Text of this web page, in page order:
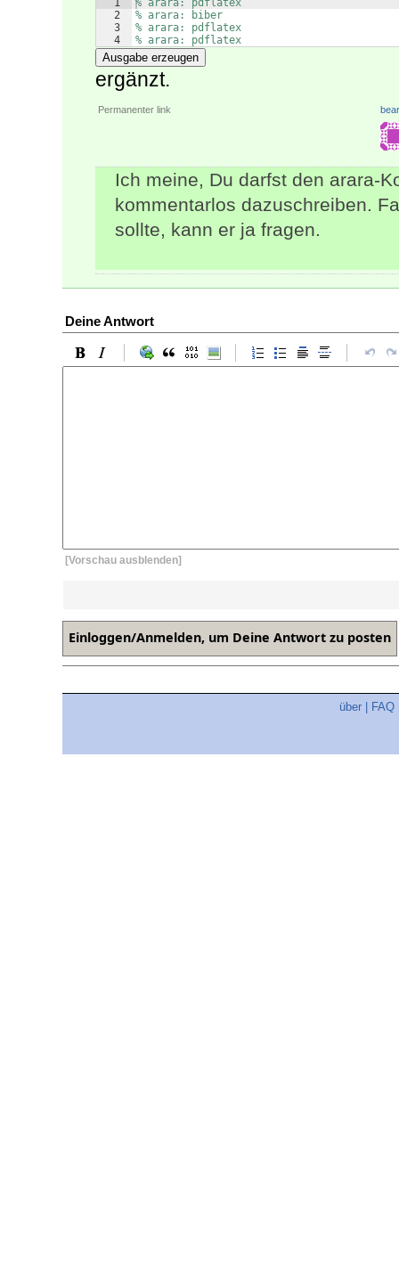
1
2
3
4
% arara: pdflatex
% arara: biber
% arara: pdflatex
% arara: pdflatex
Ausgabe erzeugen
ergänzt.
Permanenter link
Ich meine, Du darfst den arara-
kommentarlos dazuschreiben.
sollte, kann er ja fragen.
Deine Antwort
[Vorschau ausblenden]
über FAQ